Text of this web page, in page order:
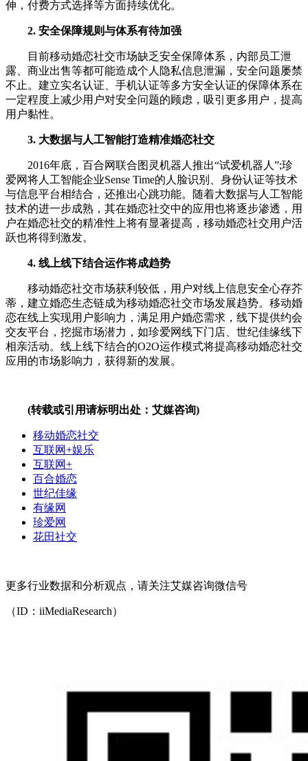
伸，付费方式选择等方面持续优化。
2. 安全保障规则与体系有待加强
目前移动婚恋社交市场缺乏安全保障体系，内部员工泄
露、商业出售等都可能造成个人隐私信息泄漏，安全问题屡禁
不止。建立实名认证、手机认证等多方安全认证的保障体系在
一定程度上减少用户对安全问题的顾虑，吸引更多用户，提高
用户黏性。
3. 大数据与人工智能打造精准婚恋社交
2016年底，百合网联合图灵机器人推出“试爱机器人”;珍
爱网将人工智能企业Sense Time的人脸识别、身份认证等技术
与信息平台相结合，还推出心跳功能。随着大数据与人工智能
技术的进一步成熟，其在婚恋社交中的应用也将逐步渗透，用
户在婚恋社交的精准性上将有显著提高，移动婚恋社交用户活
跃也将得到激发。
4. 线上线下结合运作将成趋势
移动婚恋社交市场获利较低，用户对线上信息安全心存芥
蒂，建立婚恋生态链成为移动婚恋社交市场发展趋势。移动婚
恋在线上实现用户影响力，满足用户婚恋需求，线下提供约会
交友平台，挖掘市场潜力，如珍爱网线下门店、世纪佳缘线下
相亲活动。线上线下结合的O2O运作模式将提高移动婚恋社交
应用的市场影响力，获得新的发展。
(转载或引用请标明出处：艾媒咨询)
移动婚恋社交
互联网+娱乐
互联网+
百合婚恋
世纪佳缘
有缘网
珍爱网
花田社交
更多行业数据和分析观点，请关注艾媒咨询微信号
（ID：iiMediaResearch）